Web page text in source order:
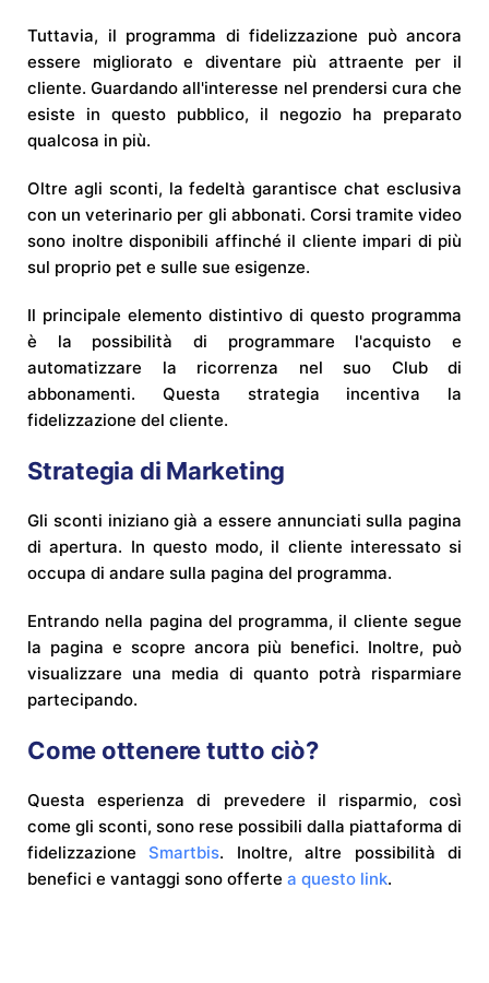
Tuttavia, il programma di fidelizzazione può ancora
essere migliorato e diventare più attraente per il
cliente. Guardando all'interesse nel prendersi cura che
esiste in questo pubblico, il negozio ha preparato
qualcosa in più.
Oltre agli sconti, la fedeltà garantisce chat esclusiva
con un veterinario per gli abbonati. Corsi tramite video
sono inoltre disponibili affinché il cliente impari di più
sul proprio pet e sulle sue esigenze.
Il principale elemento distintivo di questo programma
è la possibilità di programmare l'acquisto e
automatizzare la ricorrenza nel suo Club di
abbonamenti. Questa strategia incentiva la
fidelizzazione del cliente.
Strategia di Marketing
Gli sconti iniziano già a essere annunciati sulla pagina
di apertura. In questo modo, il cliente interessato si
occupa di andare sulla pagina del programma.
Entrando nella pagina del programma, il cliente segue
la pagina e scopre ancora più benefici. Inoltre, può
visualizzare una media di quanto potrà risparmiare
partecipando.
Come ottenere tutto ciò?
Questa esperienza di prevedere il risparmio, così
come gli sconti, sono rese possibili dalla piattaforma di
fidelizzazione Smartbis. Inoltre, altre possibilità di
benefici e vantaggi sono offerte a questo link.